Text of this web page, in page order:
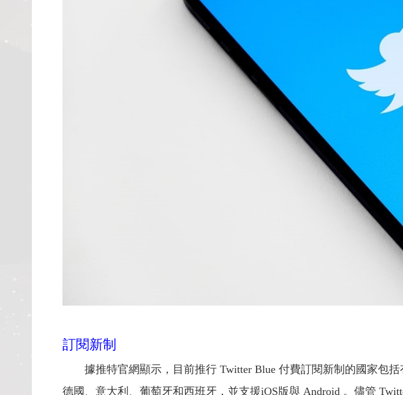
訂閱新制
據推特官網顯示，目前推行 Twitter Blue 付費訂閱新制的國家包
德國、意大利、葡萄牙和西班牙，並支援iOS版與 Android 。儘管